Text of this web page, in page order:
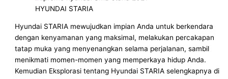
HYUNDAI STARIA
Hyundai STARIA mewujudkan impian Anda untuk berkendara
dengan kenyamanan yang maksimal, melakukan percakapan
tatap muka yang menyenangkan selama perjalanan, sambil
menikmati momen-momen yang memperkaya hidup Anda.
Kemudian Eksplorasi tentang Hyundai STARIA selengkapnya di